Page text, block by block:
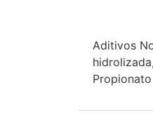
Aditivos